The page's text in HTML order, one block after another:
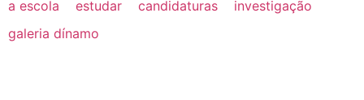
a escola estudar candidaturas
investigação
galeria dínamo